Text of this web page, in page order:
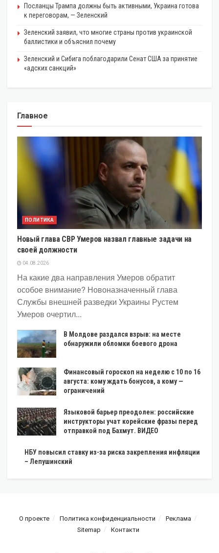
Посланцы Трампа должны быть активными, Украина готова
к переговорам, — Зеленский
Зеленский заявил, что многие страны против украинской
баллистики и объяснил почему
Зеленский и Сибига поблагодарили Сенат США за принятие
«адских санкций»
Главное
ПОЛИТИКА
Новый глава СВР Умеров назвал главные задачи на
своей должности
04.08.2026
На какие два направления Умеров обратит
особое внимание? Новоназначенный глава
Службы внешней разведки Украины Рустем
Умеров очертил...
В Молдове раздался взрыв: на месте
обнаружили обломки боевого дрона
Финансовый гороскоп на неделю с 10 по 16
августа: кому ждать бонусов, а кому —
ограничений
Языковой барьер преодолен: российские
инструкторы учат корейские фразы перед
отправкой под Бахмут. ВИДЕО
НБУ повысил ставку из-за риска закрепления инфляции
– Лепушинский
О проекте Политика конфиденциальности
Реклама
Sitemap
Контакти